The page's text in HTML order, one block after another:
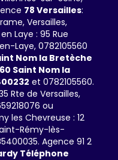
78 Versailles:
Versailles,
Laye : 95 Rue
Laye, 0782105560
Nom la Bretèche
Saint Nom la
et 0782105560.
Rte de Versailles,
ou
les Chevreuse : 12
Rémy-lès-
Agence 91 2
Téléphone